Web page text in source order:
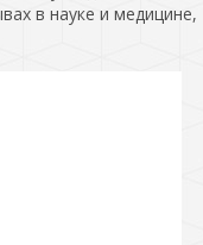
в науке и медицине,